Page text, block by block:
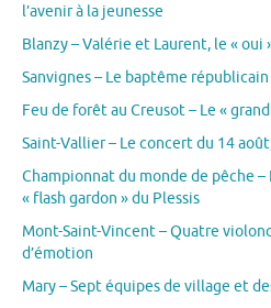
l’avenir à la jeunesse
Blanzy – Valérie et Laurent, le « oui
Sanvignes – Le baptême
Feu de forêt au Creusot – Le «
Saint-Vallier – Le concert du 14
Championnat du monde de pêche –
« flash gardon » du Plessis
Mont-Saint-Vincent – Quatre
d’émotion
Mary – Sept équipes de village et